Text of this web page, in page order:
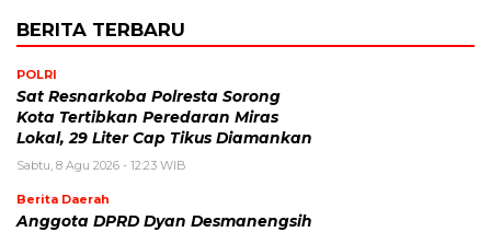
BERITA TERBARU
POLRI
Sat Resnarkoba Polresta Sorong
Kota Tertibkan Peredaran Miras
Lokal, 29 Liter Cap Tikus Diamankan
Sabtu, 8 Agu 2026 - 12:23 WIB
Berita Daerah
Anggota DPRD Dyan Desmanengsih